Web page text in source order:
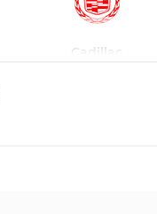
Cadillac